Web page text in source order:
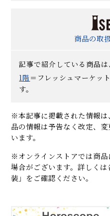
商品の取
記事で紹介している商品
1階 ＝フレッシュマーケッ
す。
※本記事に掲載された情報
品の情報は予告なく改定、
います。
※オンラインストアでは商
場合がございます。詳しく
装」をご確認ください。